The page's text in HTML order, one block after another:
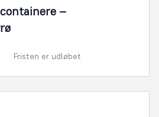
–
Fristen er udløbet